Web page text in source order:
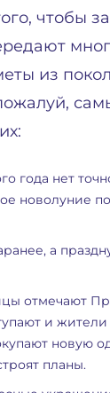
чтобы
из
года нет
новолуние
а
отмечают
и жители
новую
планы.